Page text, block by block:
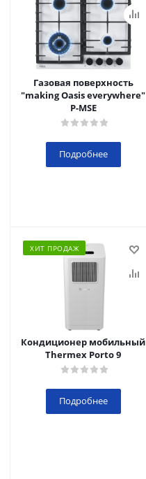
Газовая поверхность
"making Oasis everywhere"
P-MSE
Подробнее
ХИТ ПРОДАЖ
Кондиционер мобильный
Thermex Porto 9
Подробнее